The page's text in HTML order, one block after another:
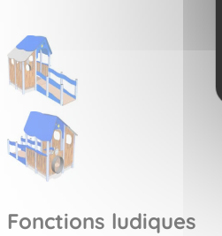
Fonctions ludiques